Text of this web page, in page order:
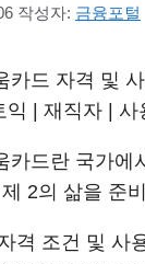
작성자: 금융포털
카드 자격 및
익 | 재직자 |
카드란 국가에
2의 삶을 준
격 조건 및 사